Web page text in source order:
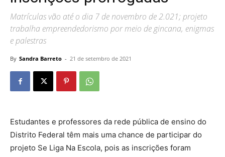
Matrículas vão até o dia 7 de novembro de 2.021; projeto
trabalha empreendedorismo por meio de gincana, enigmas
e palestras
By Sandra Barreto - 21 de setembro de 2021
Estudantes e professores da rede pública de ensino do
Distrito Federal têm mais uma chance de participar do
projeto Se Liga Na Escola, pois as inscrições foram